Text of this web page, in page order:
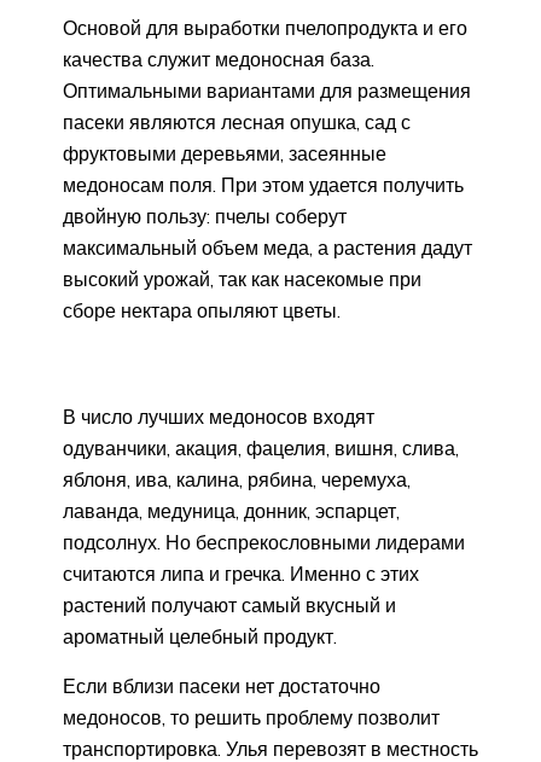
Основой для выработки пчелопродукта и его
качества служит медоносная база.
Оптимальными вариантами для размещения
пасеки являются лесная опушка, сад с
фруктовыми деревьями, засеянные
медоносам поля. При этом удается получить
двойную пользу: пчелы соберут
максимальный объем меда, а растения дадут
высокий урожай, так как насекомые при
сборе нектара опыляют цветы.
В число лучших медоносов входят
одуванчики, акация, фацелия, вишня, слива,
яблоня, ива, калина, рябина, черемуха,
лаванда, медуница, донник, эспарцет,
подсолнух. Но беспрекословными лидерами
считаются липа и гречка. Именно с этих
растений получают самый вкусный и
ароматный целебный продукт.
Если вблизи пасеки нет достаточно
медоносов, то решить проблему позволит
транспортировка. Улья перевозят в местность